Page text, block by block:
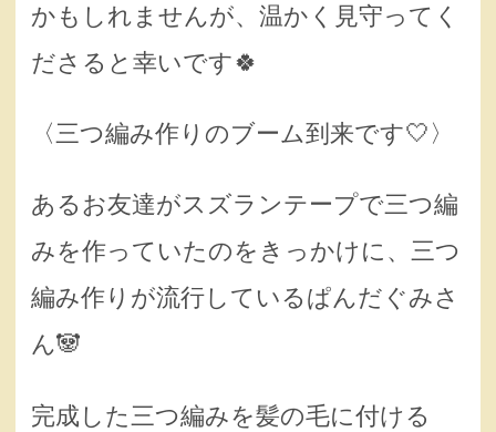
かもしれませんが、温かく見守ってく
ださると幸いです🍀
〈三つ編み作りのブーム到来です‎🤍〉
あるお友達がスズランテープで三つ編
みを作っていたのをきっかけに、三つ
編み作りが流行しているぱんだぐみさ
ん🐼
完成した三つ編みを髪の毛に付ける